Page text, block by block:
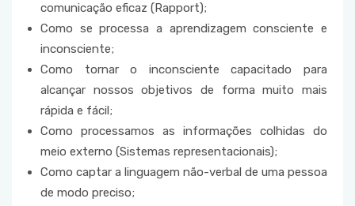
comunicação eficaz (Rapport);
Como se processa a aprendizagem consciente e
inconsciente;
Como tornar o inconsciente capacitado para
alcançar nossos objetivos de forma muito mais
rápida e fácil;
Como processamos as informações colhidas do
meio externo (Sistemas representacionais);
Como captar a linguagem não-verbal de uma pessoa
de modo preciso;